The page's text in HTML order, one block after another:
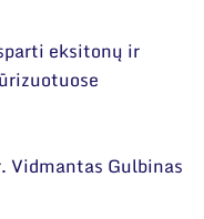
ir tarptautinėse
eksitonų ir
Vidmantas Gulbinas